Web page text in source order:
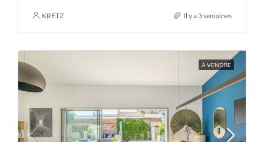
KRETZ Il y a 3 semaines
À VENDRE